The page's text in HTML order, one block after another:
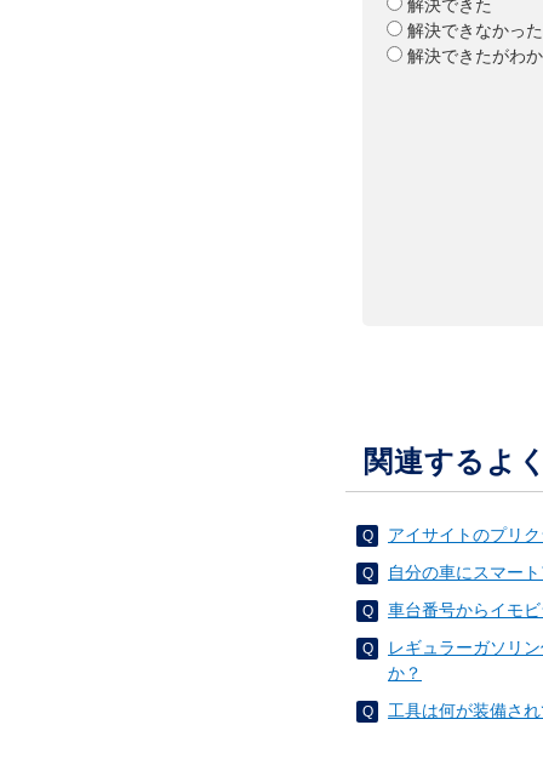
解決できた
解決できなかった
解決できたがわ
関連するよ
アイサイトのプリ
自分の車にスマー
車台番号からイモ
レギュラーガソリ
か？
工具は何が装備さ